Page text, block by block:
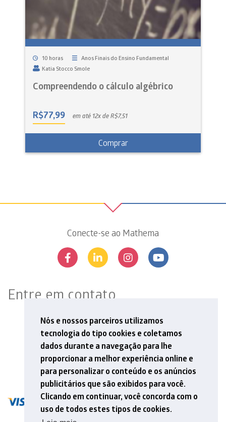
Nós e nossos parceiros utilizamos
tecnologia do tipo cookies e coletamos
dados durante a navegação para lhe
proporcionar a melhor experiência online e
para personalizar o conteúdo e os anúncios
publicitários que são exibidos para você.
Clicando em continuar, você concorda com o
uso de todos estes tipos de cookies.
10 horas
Anos Finais do Ensino Fundamental
Katia Stocco Smole
Compreendendo o cálculo algébrico
R$77,99 em até 12x de R$7,51
Comprar
Conecte-se ao Mathema
Entre em contato
Rua Professor Aprígio Gonzaga, 78, 13º andar
São Judas, São Paulo, SP | 04303-000
Tel: +55 11 5548 6912
E-mail: contato@mathema.com.br